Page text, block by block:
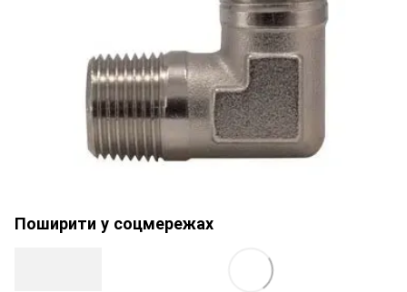
Поширити у соцмережах